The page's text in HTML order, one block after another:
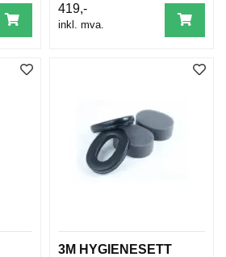
419,-
inkl. mva.
3M HYGIENESETT